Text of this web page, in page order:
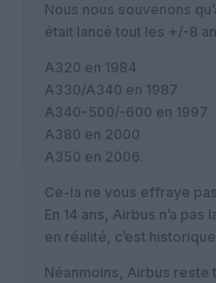
Nous nous souvenons
était lancé tout les +/-8
A320 en 1984
A330/A340 en 1987
A340-500/-600 en 1997
A380 en 2000
A350 en 2006.
Ce-la ne vous effraye
En 14 ans, Airbus n’a
en réalité, c’est historique
Néanmoins, Airbus